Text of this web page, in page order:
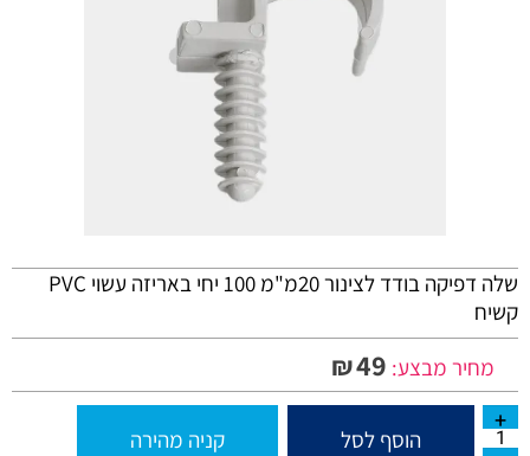
שלה דפיקה בודד לצינור 20מ"מ 100 יחי באריזה עשוי PVC
קשיח
מחיר מבצע:
₪49
הוסף לסל קניה מהירה